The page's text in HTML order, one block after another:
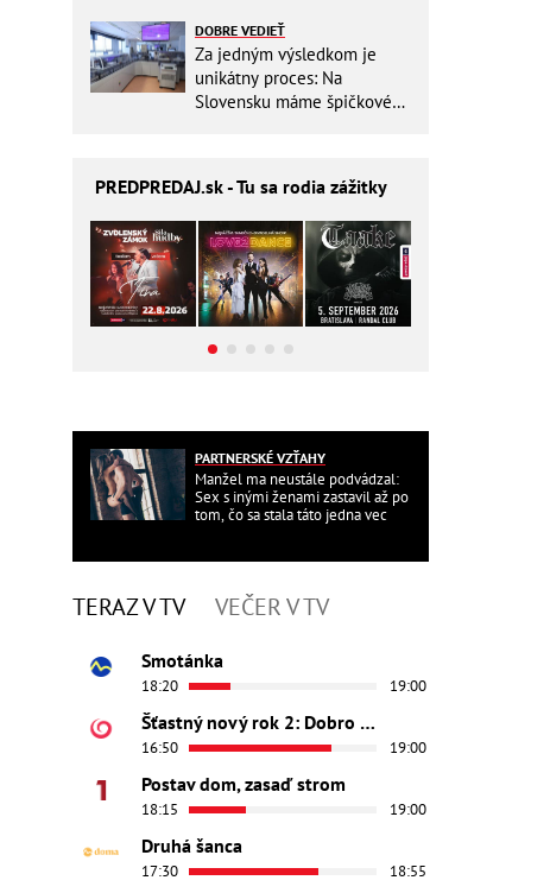
DOBRE VEDIEŤ
Za jedným výsledkom je
unikátny proces: Na
Slovensku máme špičkové
PREDPREDAJ.sk - Tu sa rodia zážitky
PARTNERSKÉ VZŤAHY
Manžel ma neustále podvádzal:
Sex s inými ženami zastavil až po
tom, čo sa stala táto jedna vec
TERAZ V TV VEČER V TV
Smotánka
18:20 19:00
Šťastný nový rok 2: Dobro došli
16:50 19:00
Postav dom, zasaď strom
18:15 19:00
Druhá šanca
17:30 18:55